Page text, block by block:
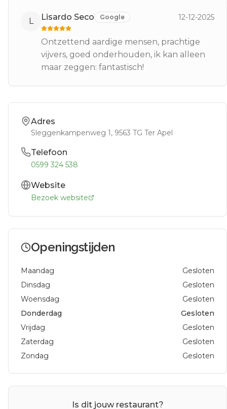
L Lisardo Seco Google 12-12-2025
Ontzettend aardige mensen, prachtige
vijvers, goed onderhouden, ik kan alleen
maar zeggen: fantastisch!
Adres
Sleggenkampenweg 1, 9563 TG Ter Apel
Telefoon
0599 324 538
Website
Bezoek website
Openingstijden
Maandag
Gesloten
Dinsdag
Gesloten
Woensdag
Gesloten
Donderdag
Gesloten
Vrijdag
Gesloten
Zaterdag
Gesloten
Zondag
Gesloten
Is dit jouw restaurant?